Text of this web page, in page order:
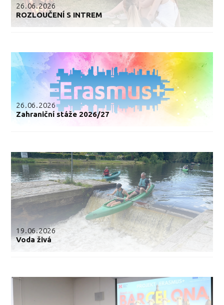
26.06.2026
ROZLOUČENÍ S INTREM
26.06.2026
Zahraniční stáže 2026/27
19.06.2026
Voda živá